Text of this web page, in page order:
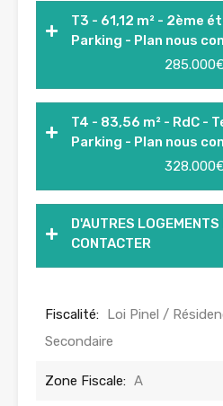
T3 - 61,12 m² - 2ème
Parking - Plan nous
T4 - 83,56 m² - RdC -
Parking - Plan nous
D'AUTRES
CONTACTER
Fiscalité:
Loi Pinel /
Secondaire
Zone Fiscale: A